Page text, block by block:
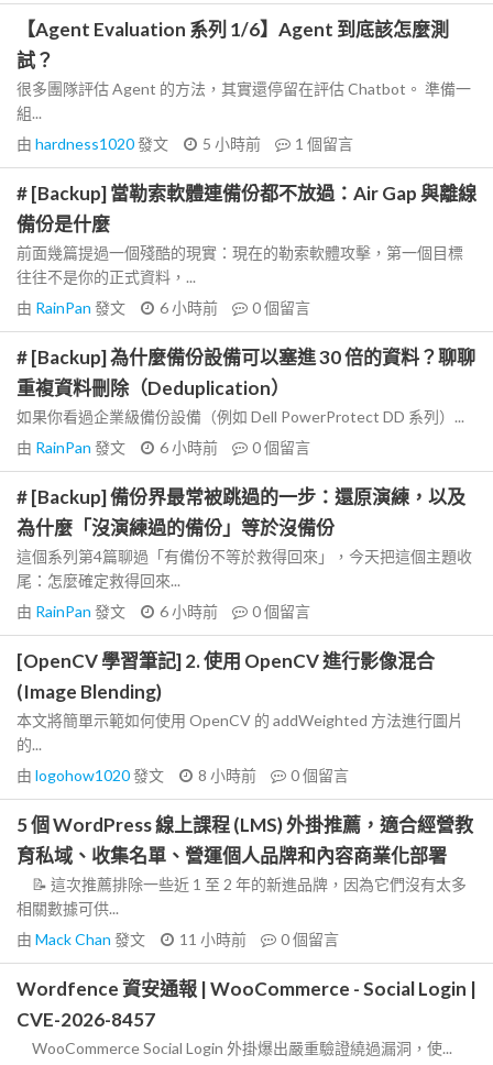
【Agent Evaluation 系列 1/6】Agent 到底該怎麼測
試？
很多團隊評估 Agent 的方法，其實還停留在評估 Chatbot。 準備一
組...
由 hardness1020發文 5 小時前 1 個留言
# [Backup] 當勒索軟體連備份都不放過：Air Gap 與離線
備份是什麼
前面幾篇提過一個殘酷的現實：現在的勒索軟體攻擊，第一個目標
往往不是你的正式資料，...
由 RainPan 發文 6 小時前 0個留言
# [Backup] 為什麼備份設備可以塞進 30 倍的資料？聊聊
重複資料刪除（Deduplication）
如果你看過企業級備份設備（例如 Dell PowerProtect DD 系列）...
由 RainPan 發文 6 小時前 0個留言
# [Backup] 備份界最常被跳過的一步：還原演練，以及
為什麼「沒演練過的備份」等於沒備份
這個系列第4篇聊過「有備份不等於救得回來」，今天把這個主題收
尾：怎麼確定救得回來...
由 RainPan 發文 6 小時前 0個留言
[OpenCV 學習筆記] 2. 使用 OpenCV 進行影像混合
(Image Blending)
本文將簡單示範如何使用 OpenCV 的 addWeighted 方法進行圖片
的...
由 logohow1020發文 8 小時前 0個留言
5 個 WordPress 線上課程 (LMS) 外掛推薦，適合經營教
育私域、收集名單、營運個人品牌和內容商業化部署
📝 這次推薦排除一些近 1 至 2 年的新進品牌，因為它們沒有太多
相關數據可供...
由 Mack Chan 發文 11 小時前 0個留言
Wordfence 資安通報 | WooCommerce - Social Login |
CVE-2026-8457
WooCommerce Social Login 外掛爆出嚴重驗證繞過漏洞，使...